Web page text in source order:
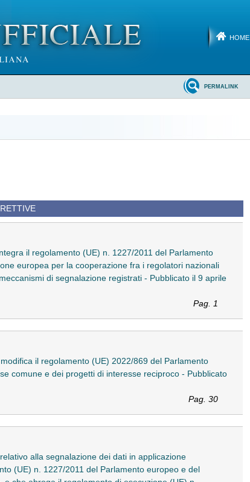
HOME
PERMALINK
il regolamento (UE) n. 1227/2011 del Parlamento
europea per la cooperazione fra i regolatori nazionali
di segnalazione registrati - Pubblicato il 9 aprile
Pag. 1
il regolamento (UE) 2022/869 del Parlamento
comune e dei progetti di interesse reciproco - Pubblicato
Pag. 30
alla segnalazione dei dati in applicazione
(UE) n. 1227/2011 del Parlamento europeo e del